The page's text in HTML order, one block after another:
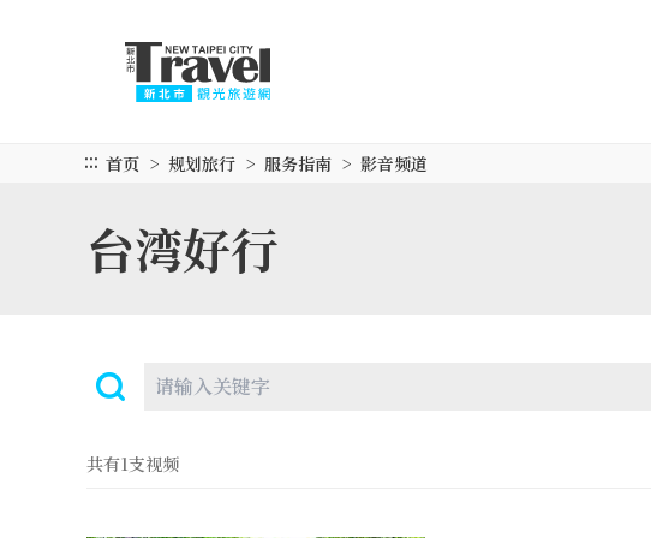
::: 首页 规划旅行 服务指南 影音频道
台湾好行
共有1支视频